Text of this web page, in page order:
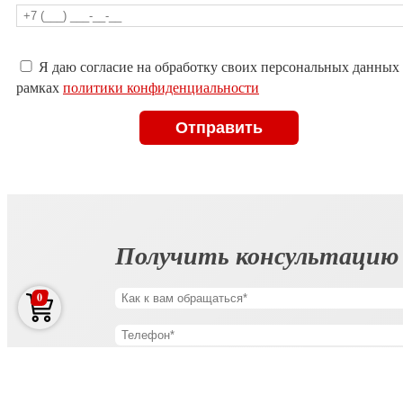
это
поле
Я даю согласие на обработку своих персональных данных
рамкахполитики конфиденциальности
Получить консультацию
0